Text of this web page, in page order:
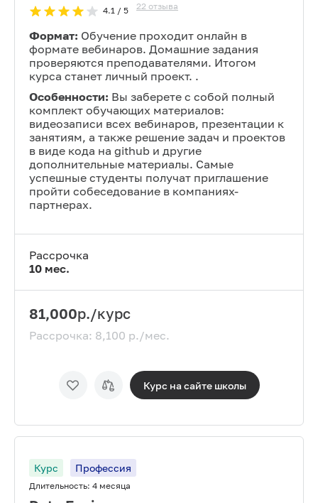
4.1/ 5 22 отзыва
Формат: Обучение проходит онлайн в
формате вебинаров. Домашние задания
проверяются преподавателями. Итогом
курса станет личный проект. .
Особенности: Вы заберете с собой полный
комплект обучающих материалов:
видеозаписи всех вебинаров, презентации к
занятиям, а также решение задач и проектов
в виде кода на github и другие
дополнительные материалы. Самые
успешные студенты получат приглашение
пройти собеседование в компаниях-
партнерах.
Рассрочка
10 мес.
81,000р./курс
Рассрочка: 8,100 р./мес.
Курс на сайте школы
Курс Профессия
Длительность: 4 месяца